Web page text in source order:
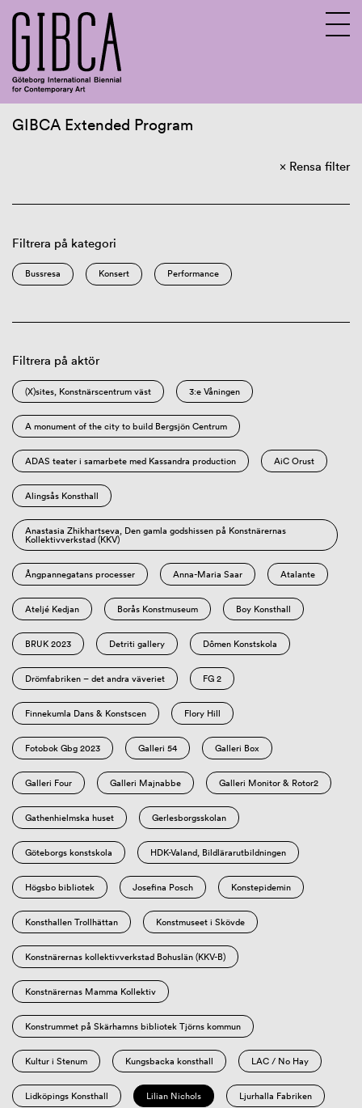
Nätverket
GIBCA Extended Program
Rensa filter
Filtrera på kategori
Bussresa Konsert Performance
Filtrera på aktör
(X)sites, Konstnärscentrum väst 3:e Våningen
A monument of the city to build Bergsjön Centrum
ADAS teater i samarbete med Kassandra production AiC Orust
Alingsås Konsthall
Anastasia Zhikhartseva, Den gamla godshissen på Konstnärernas
Kollektivverkstad (KKV)
Ångpannegatans processer Anna-Maria Saar Atalante
Ateljé Kedjan Borås Konstmuseum Boy Konsthall
BRUK 2023 Detriti gallery Dômen Konstskola
Drömfabriken – det andra väveriet FG 2
Finnekumla Dans & Konstscen Flory Hill
Fotobok Gbg 2023 Galleri 54 Galleri Box
Galleri Four Galleri Majnabbe Galleri Monitor & Rotor2
Gathenhielmska huset Gerlesborgsskolan
Göteborgs konstskola HDK-Valand, Bildlärarutbildningen
Högsbo bibliotek Josefina Posch Konstepidemin
Konsthallen Trollhättan Konstmuseet i Skövde
Konstnärernas kollektivverkstad Bohuslän (KKV-B)
Konstnärernas Mamma Kollektiv
Konstrummet på Skärhamns bibliotek Tjörns kommun
Kultur i Stenum Kungsbacka konsthall LAC / No Hay
Lidköpings Konsthall Lilian Nichols Ljurhalla Fabriken